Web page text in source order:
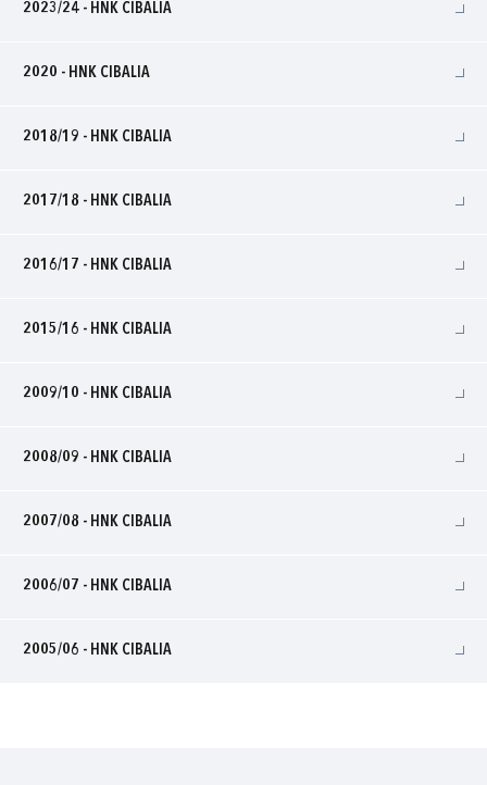
2023/24 - HNK CIBALIA
2020 - HNK CIBALIA
2018/19 - HNK CIBALIA
2017/18 - HNK CIBALIA
2016/17 - HNK CIBALIA
2015/16 - HNK CIBALIA
2009/10 - HNK CIBALIA
2008/09 - HNK CIBALIA
2007/08 - HNK CIBALIA
2006/07 - HNK CIBALIA
2005/06 - HNK CIBALIA